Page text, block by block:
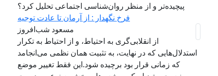
پیچیده‌تر و از منظر روان‌شناسی اجتماعی تحلیل کرد؟
فرخ نگهدار : از آرمان تا عادت توجیه
مسعود شب‌افروز
از انقلابی‌گری به احتیاط، و از احتیاط به تکرار
استدلال‌هایی که در نهایت، به تثبیت همان نظمی می‌انجامد
که زمانی قرار بود برچیده شود.این فقط تغییر موضع